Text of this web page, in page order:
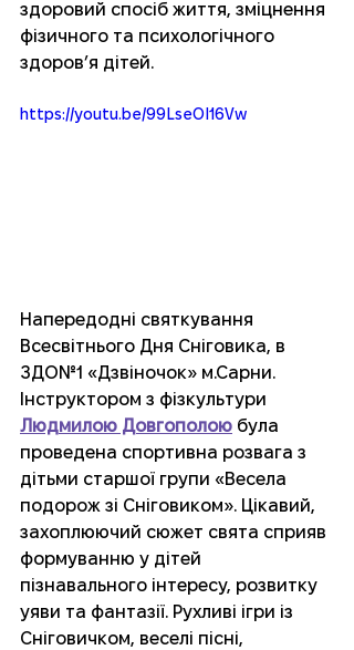
здоровий спосіб життя, зміцнення
фізичного та психологічного
здоров’я дітей.
https://youtu.be/99LseOI16Vw
Напередодні святкування
Всесвітнього Дня Сніговика, в
ЗДО№1 «Дзвіночок» м.Сарни.
Інструктором з фізкультури
Людмилою Довгополою була
проведена спортивна розвага з
дітьми старшої групи «Весела
подорож зі Сніговиком». Цікавий,
захоплюючий сюжет свята сприяв
формуванню у дітей
пізнавального інтересу, розвитку
уяви та фантазії. Рухливі ігри із
Сніговичком, веселі пісні,